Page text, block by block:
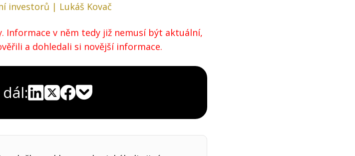
investorů | Lukáš Kovač
Informace v něm tedy již nemusí být aktuální,
a dohledali si novější informace.